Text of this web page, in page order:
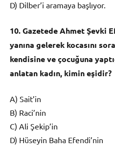
D) Dilber’i aramaya başlıyor.
10. Gazetede Ahmet Şevki
yanına gelerek kocasını
kendisine ve çocuğuna
anlatan kadın, kimin eşidir?
A) Sait’in
B) Raci’nin
C) Ali Şekip’in
D) Hüseyin Baha Efendi’nin